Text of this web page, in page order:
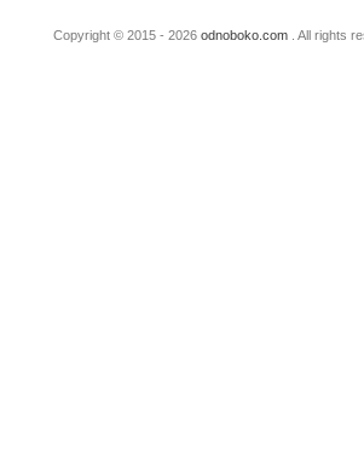
Copyright © 2015 - 2026 odnoboko.com. All rights